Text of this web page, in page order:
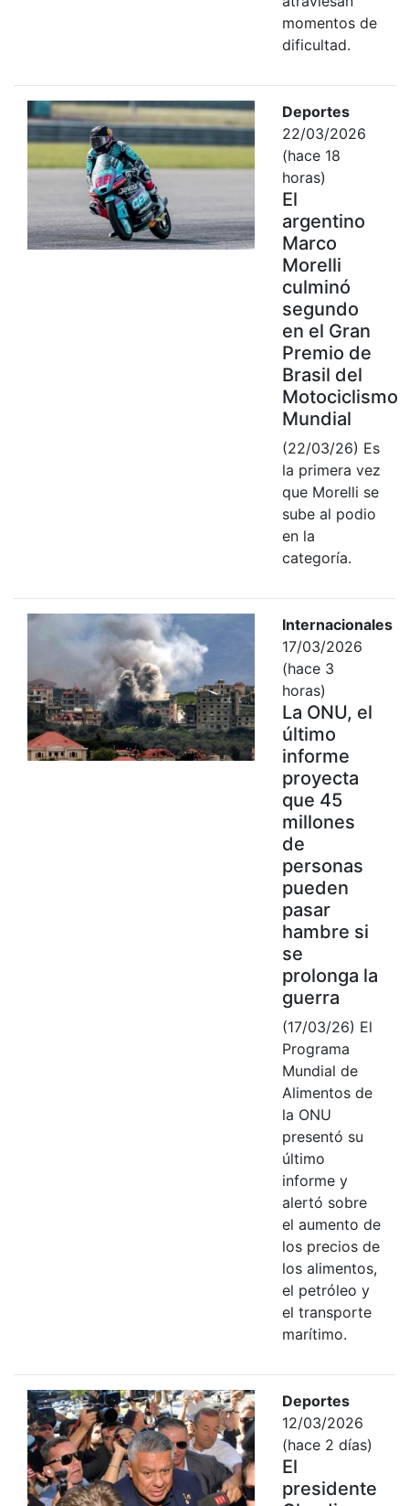
momentos de
dificultad.
Deportes
22/03/2026
(hace 18
horas)
El
argentino
Marco
Morelli
culminó
segundo
en el Gran
Premio de
Brasil del
Motociclismo
Mundial
(22/03/26) Es
la primera vez
que Morelli se
sube al podio
en la
categoría.
Internacionales
17/03/2026
(hace 3
horas)
La ONU, el
último
informe
proyecta
que 45
millones
de
personas
pueden
pasar
hambre si
se
prolonga la
guerra
(17/03/26) El
Programa
Mundial de
Alimentos de
la ONU
presentó su
último
informe y
alertó sobre
el aumento de
los precios de
los alimentos,
el petróleo y
el transporte
marítimo.
Deportes
12/03/2026
(hace 2 días)
El
presidente